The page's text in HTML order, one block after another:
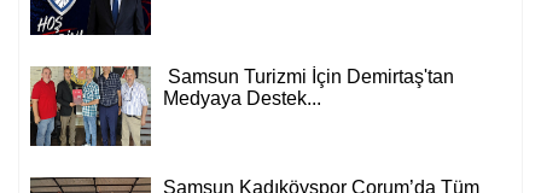
Samsun Turizmi İçin Demirtaş'tan
Medyaya Destek...
Samsun Kadıköyspor Çorum’da Tüm